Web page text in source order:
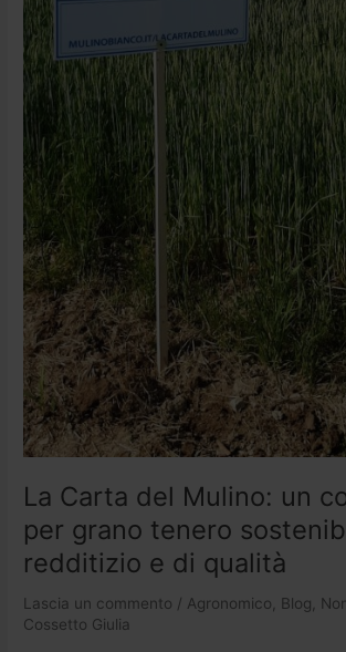
La Carta del Mulino: un
per grano tenero
redditizio e di qualità
Lascia un commento / Agronomico Blog
Cossetto Giulia